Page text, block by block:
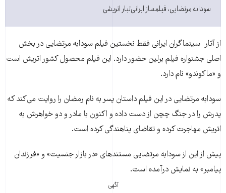
سودابه مرتضایی، فیلمساز ایرانی‌تبار اتریشی
از آثار سینماگران ایرانی فقط نخستین فیلم سودابه مرتضایی در بخش
اصلی جشنواره فیلم برلین حضور دارد. این فیلم محصول کشور اتریش است
و «ماکوندو» نام دارد.
سودابه مرتضایی در این فیلم داستان پسر به نام رمضان را روایت می‌کند که
پدرش را در جنگ چچن از دست داده و اکنون با مادر و دو خواهرش به
اتریش مهاجرت کرده و تقاضای پناهندگی کرده است.
پیش از این از سودابه مرتضایی مستندهای «در بازار جنسیت» و «فرزندان
پیامبر» به نمایش درآمده است.
آگهی